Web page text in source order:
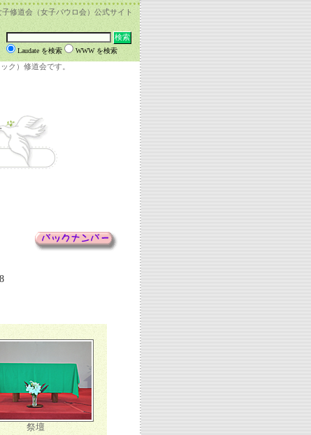
修道会（女子パウロ会）公式サイト
Laudate を検索 WWW を検索
ク）修道会です。
祭壇